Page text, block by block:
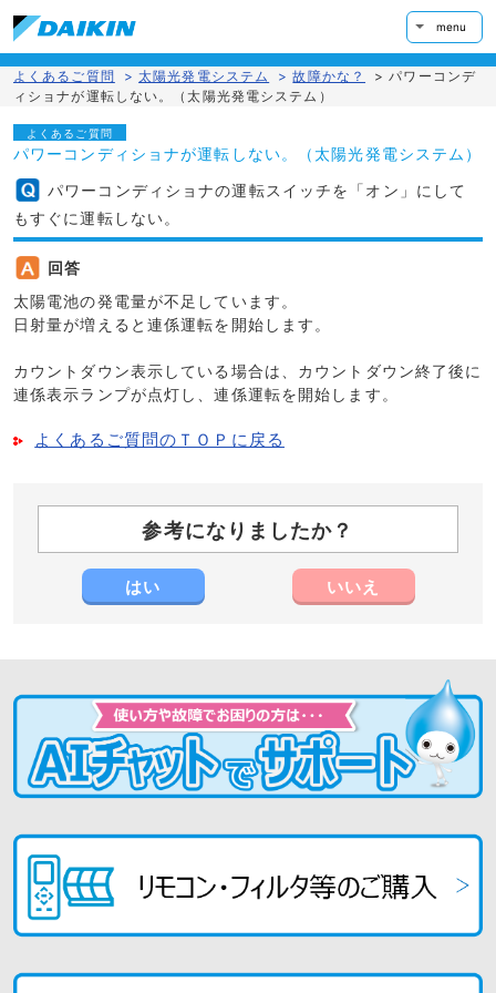
menu
よくあるご質問 > 太陽光発電システム > 故障かな？ > パワーコンデ
ィショナが運転しない。（太陽光発電システム）
よくあるご質問
パワーコンディショナが運転しない。（太陽光発電システム）
パワーコンディショナの運転スイッチを「オン」にして
もすぐに運転しない。
回答
太陽電池の発電量が不足しています。
日射量が増えると連係運転を開始します。
カウントダウン表示している場合は、カウントダウン終了後に
連係表示ランプが点灯し、連係運転を開始します。
よくあるご質問のＴＯＰに戻る
参考になりましたか？
はい いいえ